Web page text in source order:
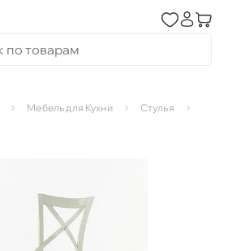
Мебель для Кухни Стулья